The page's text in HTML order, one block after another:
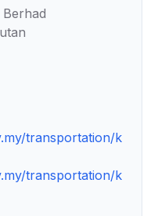
transportation/k
transportation/k